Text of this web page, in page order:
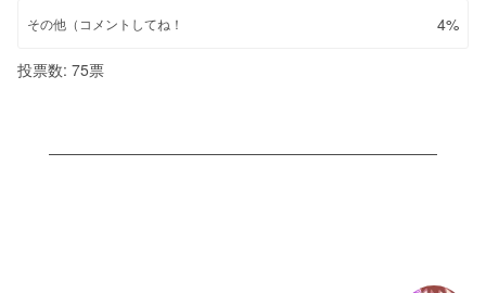
その他（コメントしてね！ 4%
投票数: 75票